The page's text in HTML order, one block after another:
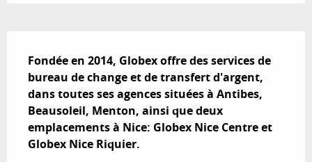
Fondée en 2014, Globex offre des services de
bureau de change et de transfert d'argent,
dans toutes ses agences situées à Antibes,
Beausoleil, Menton, ainsi que deux
emplacements à Nice: Globex Nice Centre et
Globex Nice Riquier.